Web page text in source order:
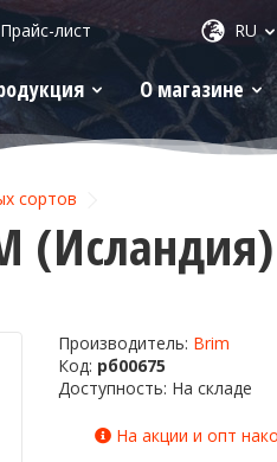
Прайс-лист RU
О магазине
сортов
Производитель: Brim
Код: рб00675
Доступность: На складе
На акции и опт